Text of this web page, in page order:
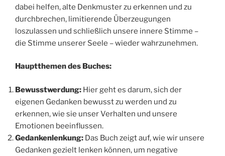
dabei helfen, alte Denkmuster zu erkennen und zu
durchbrechen, limitierende Überzeugungen
loszulassen und schließlich unsere innere Stimme –
die Stimme unserer Seele – wieder wahrzunehmen.
Hauptthemen des Buches:
Bewusstwerdung: Hier geht es darum, sich der
eigenen Gedanken bewusst zu werden und zu
erkennen, wie sie unser Verhalten und unsere
Emotionen beeinflussen.
Gedankenlenkung: Das Buch zeigt auf, wie wir unsere
Gedanken gezielt lenken können, um negative